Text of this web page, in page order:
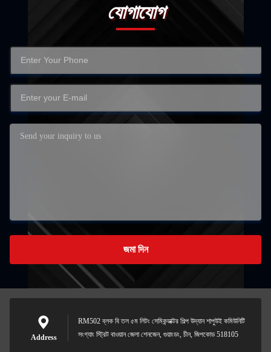
যোগাযোগ
জমা দিন
Address
RM502 ব্লক বি তল ৫ম লিটং সেমিকন্ডাক্টর শিল্প উদ্যান শাপুউই কমিউনিটি
সংগ্যাং স্ট্রিট বাওয়ান জেলা শেনজেন, গুয়াংডং, চীন, জিপকোড 518105